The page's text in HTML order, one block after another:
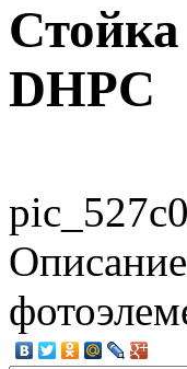
DHPC
Описание